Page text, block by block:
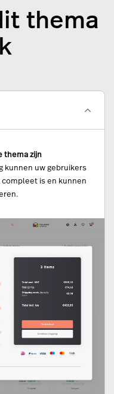
thema
thema zijn
kunnen uw gebruikers
is en kunnen